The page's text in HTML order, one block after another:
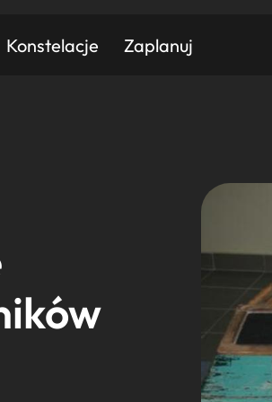
Konstelacje Zaplanuj